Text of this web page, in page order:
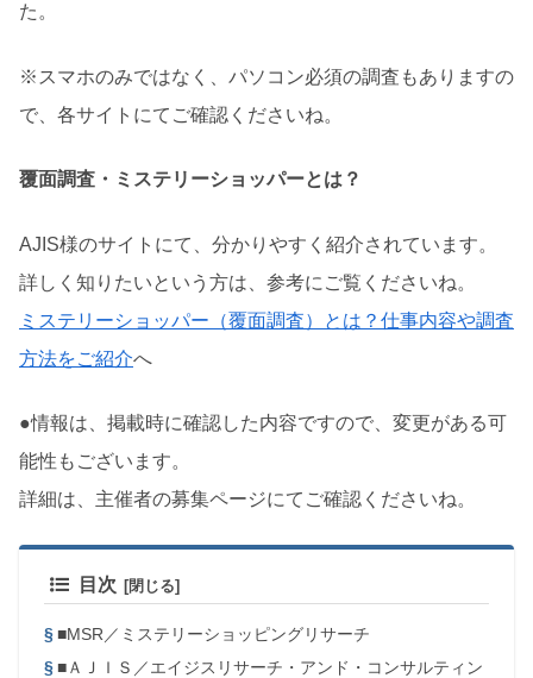
た。
※スマホのみではなく、パソコン必須の調査もありますの
で、各サイトにてご確認くださいね。
覆面調査・ミステリーショッパーとは？
AJIS様のサイトにて、分かりやすく紹介されています。
詳しく知りたいという方は、参考にご覧くださいね。
ミステリーショッパー（覆面調査）とは？仕事内容や調査
方法をご紹介へ
●情報は、掲載時に確認した内容ですので、変更がある可
能性もございます。
詳細は、主催者の募集ページにてご確認くださいね。
目次
■MSR／ミステリーショッピングリサーチ
■ＡＪＩＳ／エイジスリサーチ・アンド・コンサルティン